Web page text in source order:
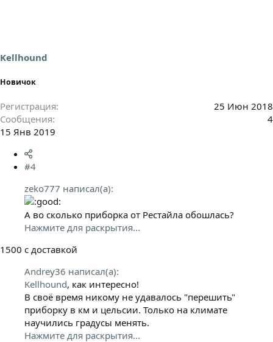
Kellhound
Новичок
Регистрация
25 Июн 2018
Сообщения
4
15 Янв 2019
#4
zeko777 написал(а):
А во сколько приборка от Рестайла обошлась?
Нажмите для раскрытия...
1500 с доставкой
Andrey36 написал(а):
Kellhound, как интересно!
В своё время никому не удавалось "перешить"
приборку в км и цельсии. Только на климате
научились градусы менять.
Нажмите для раскрытия...